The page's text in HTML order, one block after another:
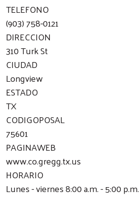
TELEFONO
(903) 758-0121
DIRECCION
310 Turk St
CIUDAD
Longview
ESTADO
TX
CODIGOPOSAL
75601
PAGINAWEB
www.co.gregg.tx.us
HORARIO
Lunes - viernes 8:00 a.m. - 5:00 p.m.